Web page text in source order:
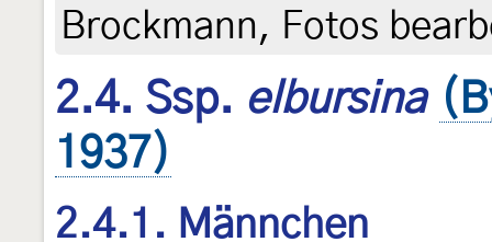
Brockmann, Fotos
2.4. Ssp. elbursina
1937)
2.4.1. Männchen